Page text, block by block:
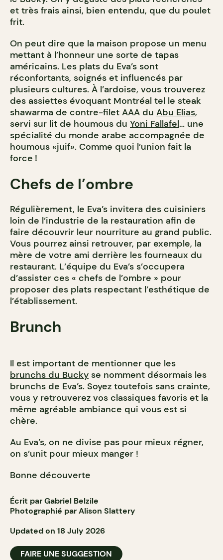
et très frais ainsi, bien entendu, que du poulet
frit.
On peut dire que la maison propose un menu
mettant à l’honneur une sorte de tapas
américains. Les plats du Eva’s sont
réconfortants, soignés et influencés par
plusieurs cultures. À l’ardoise, vous trouverez
des assiettes évoquant Montréal tel le steak
shawarma de contre-filet AAA du Abu Elias,
servi sur lit de houmous du Yoni Fallafel… une
spécialité du monde arabe accompagnée de
houmous «juif». Comme quoi l’union fait la
force !
Chefs de l’ombre
Régulièrement, le Eva’s invitera des cuisiniers
loin de l’industrie de la restauration afin de
faire découvrir leur nourriture au grand public.
Vous pourrez ainsi retrouver, par exemple, la
mère de votre ami derrière les fourneaux du
restaurant. L’équipe du Eva’s s’occupera
d’assister ces « chefs de l’ombre » pour
proposer des plats respectant l’esthétique de
l’établissement.
Brunch
Il est important de mentionner que les
brunchs du Bucky se nomment désormais les
brunchs de Eva’s. Soyez toutefois sans crainte,
vous y retrouverez vos classiques favoris et la
même agréable ambiance qui vous est si
chère.
Au Eva’s, on ne divise pas pour mieux régner,
on s’unit pour mieux manger !
Bonne découverte
Écrit par Gabriel Belzile
Photographié par Alison Slattery
Updated on 18 July 2026
FAIRE UNE SUGGESTION